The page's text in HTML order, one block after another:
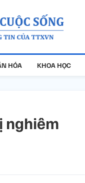
HÓA KHOA HỌC
nghiêm